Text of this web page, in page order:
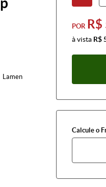
Lamen
POR
à vista R$
Calcule o